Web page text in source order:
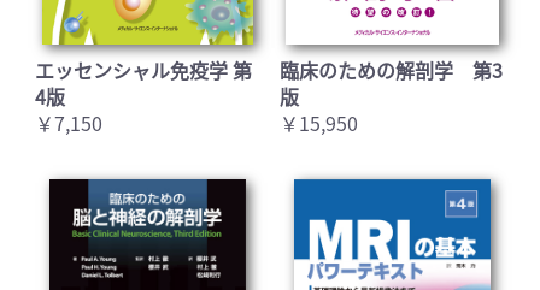
エッセンシャル免疫学 第
4版
￥7,150
臨床のための解剖学 第3
版
￥15,950